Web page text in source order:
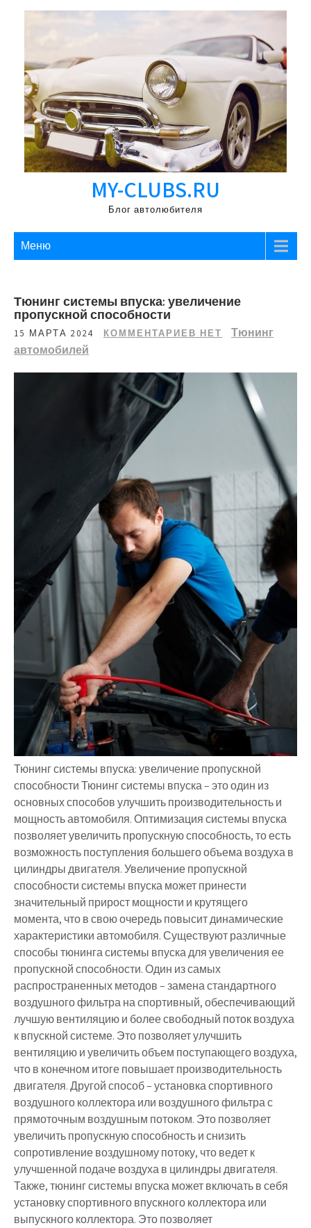
Перейти
MY-CLUBS.RU
Блог автолюбителя
Меню
Тюнинг системы впуска: увеличение
пропускной способности
15 МАРТА 2024 КОММЕНТАРИЕВ НЕТ
Тюнинг
автомобилей
Тюнинг системы впуска: увеличение пропускной
способности Тюнинг системы впуска – это один из
основных способов улучшить производительность и
мощность автомобиля. Оптимизация системы впуска
позволяет увеличить пропускную способность, то есть
возможность поступления большего объема воздуха в
цилиндры двигателя. Увеличение пропускной
способности системы впуска может принести
значительный прирост мощности и крутящего
момента, что в свою очередь повысит динамические
характеристики автомобиля. Существуют различные
способы тюнинга системы впуска для увеличения ее
пропускной способности. Один из самых
распространенных методов – замена стандартного
воздушного фильтра на спортивный, обеспечивающий
лучшую вентиляцию и более свободный поток воздуха
к впускной системе. Это позволяет улучшить
вентиляцию и увеличить объем поступающего воздуха,
что в конечном итоге повышает производительность
двигателя. Другой способ – установка спортивного
воздушного коллектора или воздушного фильтра с
прямоточным воздушным потоком. Это позволяет
увеличить пропускную способность и снизить
сопротивление воздушному потоку, что ведет к
улучшенной подаче воздуха в цилиндры двигателя.
Также, тюнинг системы впуска может включать в себя
установку спортивного впускного коллектора или
выпускного коллектора. Это позволяет